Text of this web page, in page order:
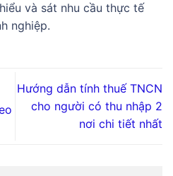
và sát nhu cầu thực tế
nghiệp.
Hướng dẫn tính thuế TNCN
cho người có thu nhập 2
nơi chi tiết nhất